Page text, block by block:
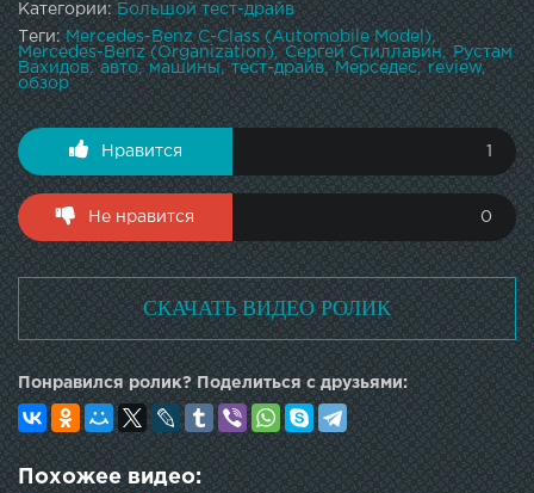
Категории: Большой тест-драйв
Теги: Mercedes-Benz C-Class (Automobile Model)
Mercedes-Benz (Organization)
Сергей Стиллавин
Рустам
Вахидов
авто машины тест-драйв Мерседес
review
обзор
Нравится
Не нравится 0
СКАЧАТЬ ВИДЕО РОЛИК
Понравился ролик? Поделиться с друзьями:
Похожее видео: